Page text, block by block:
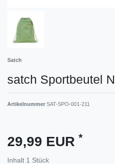
Satch
satch Sportbeutel
Artikelnummer SAT-SPO-001-211
29,99 EUR *
Inhalt 1 Stück